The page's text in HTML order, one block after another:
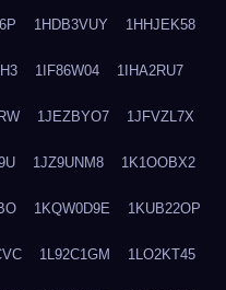
1HDB3VUY 1HHJEK58
1IF86W04 1IHA2RU7
1JEZBYO7 1JFVZL7X
1JZ9UNM8 1K1OOBX2
1KQW0D9E 1KUB22OP
1L92C1GM 1LO2KT45